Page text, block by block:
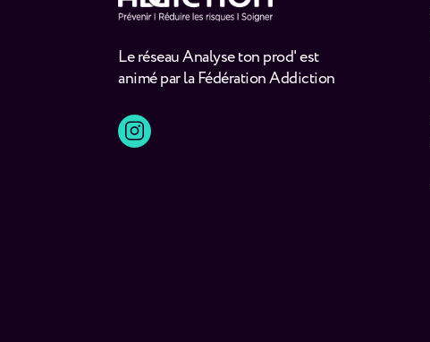
Le réseau Analyse ton prod' est
animé par la Fédération Addiction